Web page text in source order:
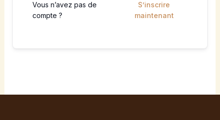
Vous n’avez pas de
compte ?
S’inscrire
maintenant